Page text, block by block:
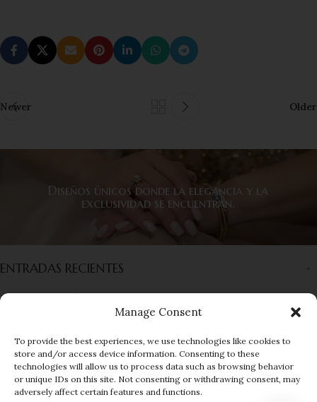
Manage Consent
To provide the best experiences, we use technologies like cookies to
store and/or access device information. Consenting to these
technologies will allow us to process data such as browsing behavior
or unique IDs on this site. Not consenting or withdrawing consent, may
adversely affect certain features and functions.
Newer Older
Diseños únicos donde la elegancia y la
exclusividad se encuentran.
ENTRADAS RECIENTES
INFORMACIÓN
MENÚ
© 2025 EUROGEMS| Developed by